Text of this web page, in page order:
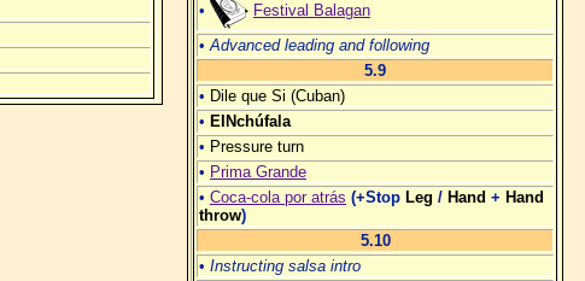
•
Festival Balagan
•Advanced leading and following
5.9
• Dile que Si (Cuban)
• EINchúfala
• Pressure turn
• Prima Grande
• Coca-cola por atrás (+Stop Leg / Hand + Hand
throw)
5.10
• Instructing salsa intro